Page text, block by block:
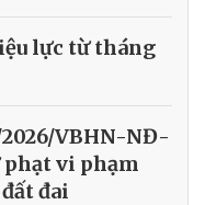
lực từ tháng
VBHN-NĐ-
vi phạm
đai